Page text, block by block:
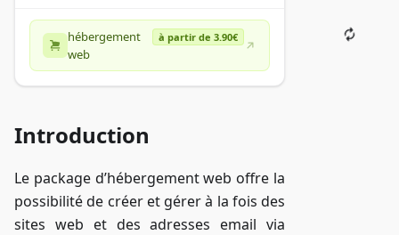
hébergement
web
à partir de 3.90€
Introduction
Le package d’hébergement web offre la
possibilité de créer et gérer à la fois des
sites web et des adresses email via